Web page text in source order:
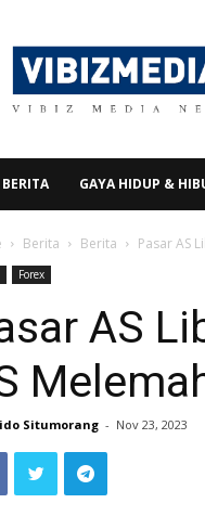
Vibizmedia.com
BERITA GAYA HIDUP &
Berita Berita Pasar AS
Forex
AS
Situmorang - Nov 23, 2023